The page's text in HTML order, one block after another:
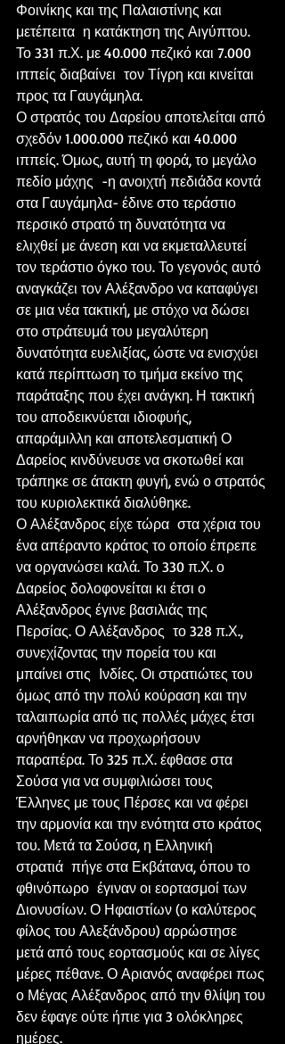
Φοινίκης και της Παλαιστίνης και
μετέπειτα  η κατάκτηση της Αιγύπτου.
Το 331 π.Χ. με 40.000 πεζικό και 7.000
ιππείς διαβαίνει  τον Τίγρη και κινείται
προς τα Γαυγάμηλα.
Ο στρατός του Δαρείου αποτελείται από
σχεδόν 1.000.000 πεζικό και 40.000
ιππείς. Όμως, αυτή τη φορά, το μεγάλο
πεδίο μάχης  -η ανοιχτή πεδιάδα κοντά
στα Γαυγάμηλα- έδινε στο τεράστιο
περσικό στρατό τη δυνατότητα να
ελιχθεί με άνεση και να εκμεταλλευτεί
τον τεράστιο όγκο του. Το γεγονός αυτό
αναγκάζει τον Αλέξανδρο να καταφύγει
σε μια νέα τακτική, με στόχο να δώσει
στο στράτευμά του μεγαλύτερη
δυνατότητα ευελιξίας, ώστε να ενισχύει
κατά περίπτωση το τμήμα εκείνο της
παράταξης που έχει ανάγκη. Η τακτική
του αποδεικνύεται ιδιοφυής,
απαράμιλλη και αποτελεσματική Ο
Δαρείος κινδύνευσε να σκοτωθεί και
τράπηκε σε άτακτη φυγή, ενώ ο στρατός
του κυριολεκτικά διαλύθηκε.
Ο Αλέξανδρος είχε τώρα  στα χέρια του
ένα απέραντο κράτος το οποίο έπρεπε
να οργανώσει καλά. Το 330 π.Χ. ο
Δαρείος δολοφονείται κι έτσι ο
Αλέξανδρος έγινε βασιλιάς της
Περσίας. Ο Αλέξανδρος  το 328 π.Χ.,
συνεχίζοντας την πορεία του και
μπαίνει στις  Ινδίες. Οι στρατιώτες του
όμως από την πολύ κούραση και την
ταλαιπωρία από τις πολλές μάχες έτσι
αρνήθηκαν να προχωρήσουν
παραπέρα. Το 325 π.Χ. έφθασε στα
Σούσα για να συμφιλιώσει τους
Έλληνες με τους Πέρσες και να φέρει
την αρμονία και την ενότητα στο κράτος
του. Μετά τα Σούσα, η Ελληνική
στρατιά  πήγε στα Εκβάτανα, όπου το
φθινόπωρο  έγιναν οι εορτασμοί των
Διονυσίων. Ο Ηφαιστίων (ο καλύτερος
φίλος του Αλεξάνδρου) αρρώστησε
μετά από τους εορτασμούς και σε λίγες
μέρες πέθανε. Ο Αριανός αναφέρει πως
ο Μέγας Αλέξανδρος από την θλίψη του
δεν έφαγε ούτε ήπιε για 3 ολόκληρες
ημέρες.